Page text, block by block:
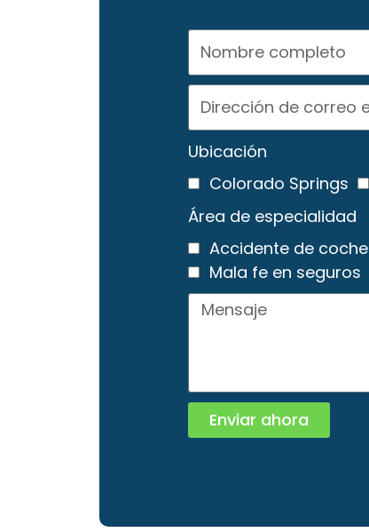
Ubicación
Colorado Springs
Área de especialidad
Accidente de coche
Mala fe en seguros
Enviar ahora